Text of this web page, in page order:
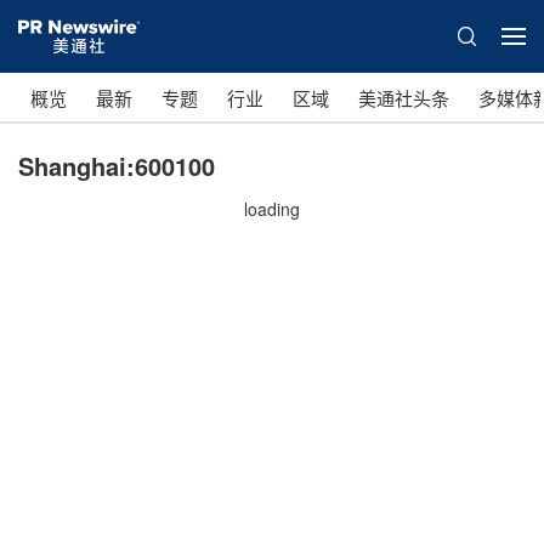
概览 最新 专题 行业 区域 美通社头条 多媒体
Shanghai:600100
loading